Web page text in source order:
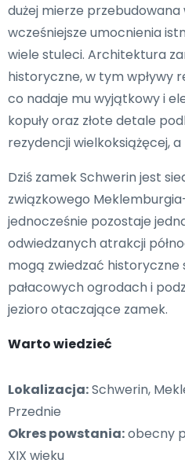
dużej mierze przebudowana
wcześniejsze umocnienia
wiele stuleci. Architektura
historyczne, w tym wpływy
co nadaje mu wyjątkowy i
kopuły oraz złote detale
rezydencji wielkoksiążęcej,
Dziś zamek Schwerin jest
związkowego
jednocześnie pozostaje
odwiedzanych atrakcji
mogą zwiedzać historyczne
pałacowych ogrodach i
jezioro otaczające zamek.
Warto wiedzieć
Lokalizacja:Schwerin,
Przednie
Okres powstania:obecny
XIX wieku